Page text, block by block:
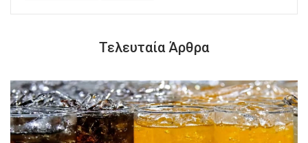
Τελευταία Άρθρα